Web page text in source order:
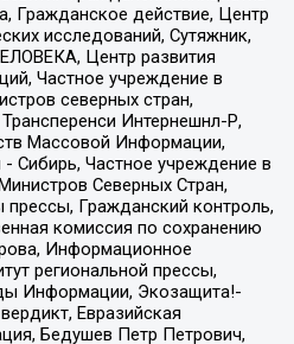
Гражданское действие, Центр
исследований, Сутяжник,
Центр развития
Частное учреждение в
северных стран,
Интернешнл-Р,
Массовой Информации,
- Сибирь, Частное учреждение в
Северных Стран,
Гражданский контроль,
комиссия по сохранению
Информационное
региональной прессы,
Информации, Экозащита!-
Евразийская
Бедушев Петр Петрович,